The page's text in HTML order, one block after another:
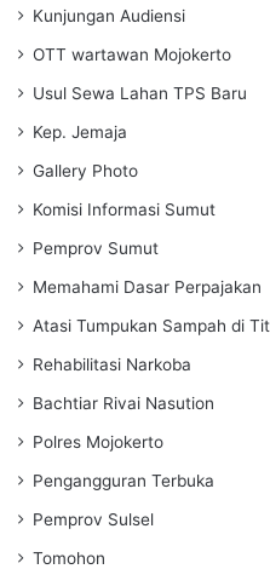
Kunjungan Audiensi
OTT wartawan Mojokerto
Usul Sewa Lahan TPS Baru
Kep. Jemaja
Gallery Photo
Komisi Informasi Sumut
Pemprov Sumut
Memahami Dasar Perpajakan
Atasi Tumpukan Sampah di
Rehabilitasi Narkoba
Bachtiar Rivai Nasution
Polres Mojokerto
Pengangguran Terbuka
Pemprov Sulsel
Tomohon